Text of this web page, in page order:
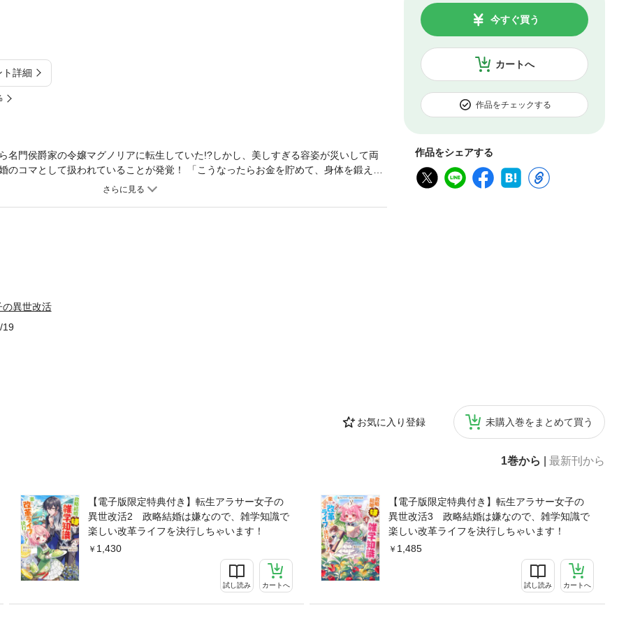
ト詳細
カートへ
今すぐ買う
作品をチェックする
作品をシェアする
お気に入り登録 未購入巻をまとめて買う
1巻から 最新刊から
【電子版限定特典付き】転生アラサー女子の
異世改活2 政略結婚は嫌なので、雑学知識で
楽しい改革ライフを決行しちゃいます！
1,430
試し読み カートへ
【電子版限定特典付き】転生アラサー女子の
異世改活3 政略結婚は嫌なので、雑学知識で
楽しい改革ライフを決行しちゃいます！
1,485
試し読み カートへ
名門侯爵家の令嬢マグノリアに転生していた!?しかし、美しすぎる容姿が災いして両
のコマとして扱われていることが発覚！ 「こうなったらお金を貯めて、身体を鍛え
は刺繍など得意な現代知識を活かして新商品を生産し、自立するための資金集めに奔
異世改活
19